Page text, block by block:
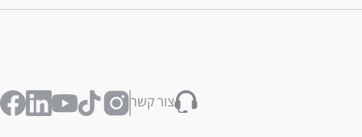
צור קשר